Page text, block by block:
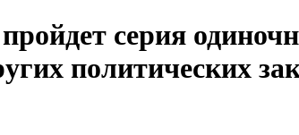
серия
политических